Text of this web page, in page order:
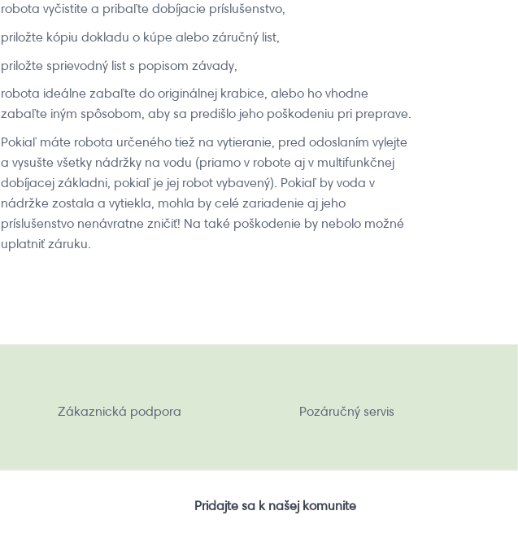
robota vyčistite a pribaľte dobíjacie príslušenstvo,
priložte kópiu dokladu o kúpe alebo záručný list,
priložte sprievodný list s popisom závady,
robota ideálne zabaľte do originálnej krabice, alebo ho vhodne
zabaľte iným spôsobom, aby sa predišlo jeho poškodeniu pri preprave.
Pokiaľ máte robota určeného tiež na vytieranie, pred odoslaním vylejte
a vysušte všetky nádržky na vodu (priamo v robote aj v multifunkčnej
dobíjacej základni, pokiaľ je jej robot vybavený). Pokiaľ by voda v
nádržke zostala a vytiekla, mohla by celé zariadenie aj jeho
príslušenstvo nenávratne zničiť! Na také poškodenie by nebolo možné
uplatniť záruku.
Zákaznická podpora Pozáručný servis
Pridajte sa k našej komunite